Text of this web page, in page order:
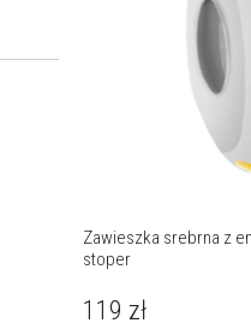
Zawieszka srebrna z
stoper
119 zł